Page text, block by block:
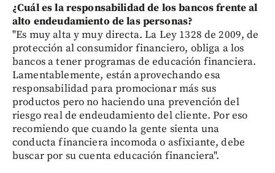
¿Cuál es la responsabilidad de los bancos frente al
alto endeudamiento de las personas?
"Es muy alta y muy directa. La Ley 1328 de 2009, de
protección al consumidor financiero, obliga a los
bancos a tener programas de educación financiera.
Lamentablemente, están aprovechando esa
responsabilidad para promocionar más sus
productos pero no haciendo una prevención del
riesgo real de endeudamiento del cliente. Por eso
recomiendo que cuando la gente sienta una
conducta financiera incomoda o asfixiante, debe
buscar por su cuenta educación financiera".